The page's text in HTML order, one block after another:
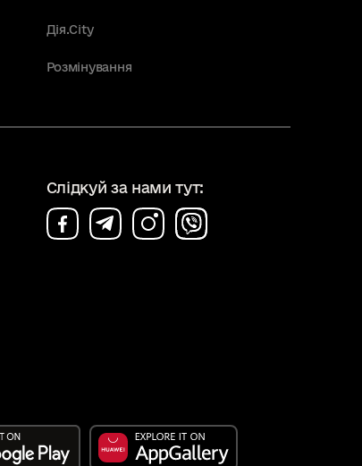
Дія.City
Розмінування
Слідкуй за нами тут: